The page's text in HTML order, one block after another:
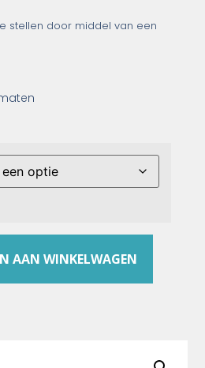
stellen door middel van een
AAN WINKELWAGEN